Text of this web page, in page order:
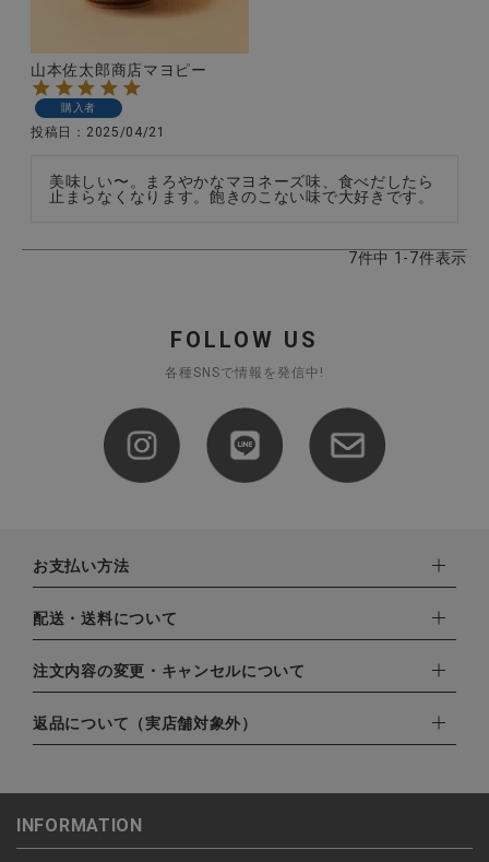
山本佐太郎商店マヨピー
購入者
投稿日 2025/04/21
美味しい〜。まろやかなマヨネーズ味、食べだしたら
止まらなくなります。飽きのこない味で大好きです。
7件中 1 -7件表示
FOLLOW US
各種SNSで情報を発信中!
お支払い方法
下記お支払い方法よりお選びいただけます。
・クレジットカード（VISA,mastercard,JCB,AMERICAN
EXPRESS,Diners Club）
・amazonペイメント
・楽天ペイ
・PayPay
配送・送料について
配達業者：日本郵便
北海道：1,400円
注文内容の変更・キャンセルについて
ご注文日当日から翌日のAM9:00までにご連絡頂いた場合はキャ
ンセルは可能です。
します。
予約商品など一部キャンセルが出来ない場合がございます。あら
返品について（実店舗対象外）
こちら よりご依頼ください。
INFORMATION